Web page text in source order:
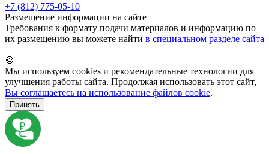
+7 (812) 775-05-10
Размещение информации на сайте
Требования к формату подачи материалов и информацию по
их размещению вы можете найти в специальном разделе сайта
🍪
Мы используем cookies и рекомендательные технологии для
улучшения работы сайта. Продолжая использовать этот сайт,
Вы соглашаетесь на использование файлов cookie.
Принять